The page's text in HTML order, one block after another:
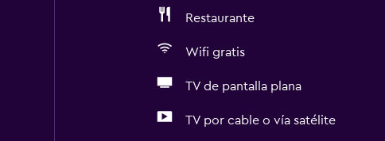
Restaurante
Wifi gratis
TV de pantalla plana
TV por cable o vía satélite